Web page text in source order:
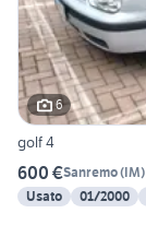
6
golf 4
600 €Sanremo(IM)
Usato
01/2000